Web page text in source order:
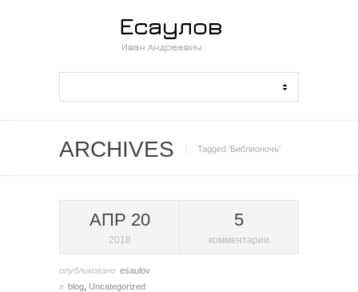
ARCHIVES Tagged ‘Библионочь‘
АПР 20
2018
5
комментарии
опубликовано esaulov
в blog Uncategorized